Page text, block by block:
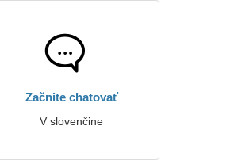
Začnite chatovať
V slovenčine